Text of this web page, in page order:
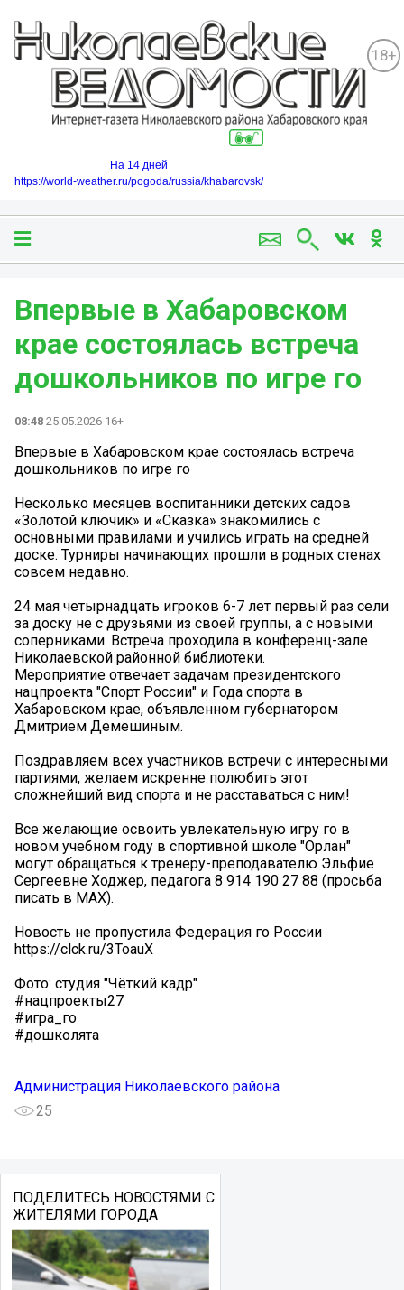
18+
На 14 дней
https://world-weather.ru/pogoda/russia/khabarovsk/
Впервые в Хабаровском
крае состоялась встреча
дошкольников по игре го
08:48 25.05.2026 16+
Впервые в Хабаровском крае состоялась встреча
дошкольников по игре го
Несколько месяцев воспитанники детских садов
«Золотой ключик» и «Сказка» знакомились с
основными правилами и учились играть на средней
доске. Турниры начинающих прошли в родных стенах
совсем недавно.
24 мая четырнадцать игроков 6-7 лет первый раз сели
за доску не с друзьями из своей группы, а с новыми
соперниками. Встреча проходила в конференц-зале
Николаевской районной библиотеки.
Мероприятие отвечает задачам президентского
нацпроекта "Спорт России" и Года спорта в
Хабаровском крае, объявленном губернатором
Дмитрием Демешиным.
Поздравляем всех участников встречи с интересными
партиями, желаем искренне полюбить этот
сложнейший вид спорта и не расставаться с ним!
Все желающие освоить увлекательную игру го в
новом учебном году в спортивной школе "Орлан"
могут обращаться к тренеру-преподавателю Эльфие
Сергеевне Ходжер, педагога 8 914 190 27 88 (просьба
писать в МАХ).
Новость не пропустила Федерация го России ️
https://clck.ru/3ToauX
Фото: студия "Чёткий кадр"
#нацпроекты27
#игра_го
#дошколята
Администрация Николаевского района
25
ПОДЕЛИТЕСЬ НОВОСТЯМИ С
ЖИТЕЛЯМИ ГОРОДА